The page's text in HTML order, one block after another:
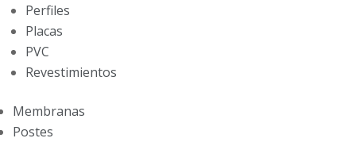
Perfiles
Placas
PVC
Revestimientos
Membranas
Postes